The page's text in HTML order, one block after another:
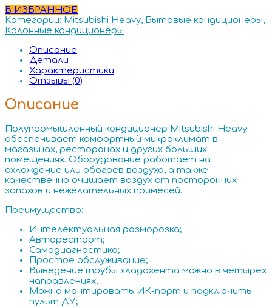
В ИЗБРАННОЕ
Категории: Mitsubishi Heavy, Бытовые кондиционеры,
Колонные кондиционеры
Описание
Детали
Характеристики
Отзывы (0)
Описание
Полупромышленный кондиционер Mitsubishi Heavy
обеспечивает комфортный микроклимат в
магазинах, ресторанах и других больших
помещениях. Оборудование работает на
охлаждение или обогрев воздуха, а также
качественно очищает воздух от посторонних
запахов и нежелательных примесей.
Преимущество:
Интелектуальная разморозка;
Авторестарт;
Самодиагностика;
Простое обслуживание;
Выведение трубы хладагента можно в четырех
направлениях;
Можно монтировать ИК-порт и подключить
пульт ДУ;